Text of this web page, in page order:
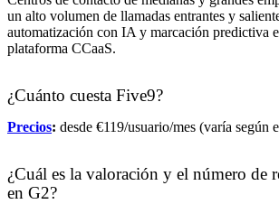
un alto volumen de llamadas entrantes y
automatización con IA y marcación predictiva
plataforma CCaaS.
¿Cuánto cuesta Five9?
Precios: desde €119/usuario/mes (varía según
¿Cuál es la valoración y el número de
en G2?